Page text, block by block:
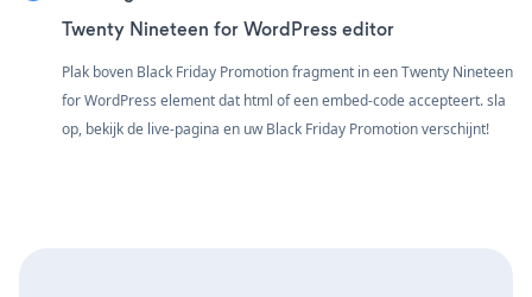
Twenty Nineteen for WordPress editor
Plak boven Black Friday Promotion fragment in een Twenty Nineteen
for WordPress element dat html of een embed-code accepteert. sla
op, bekijk de live-pagina en uw Black Friday Promotion verschijnt!